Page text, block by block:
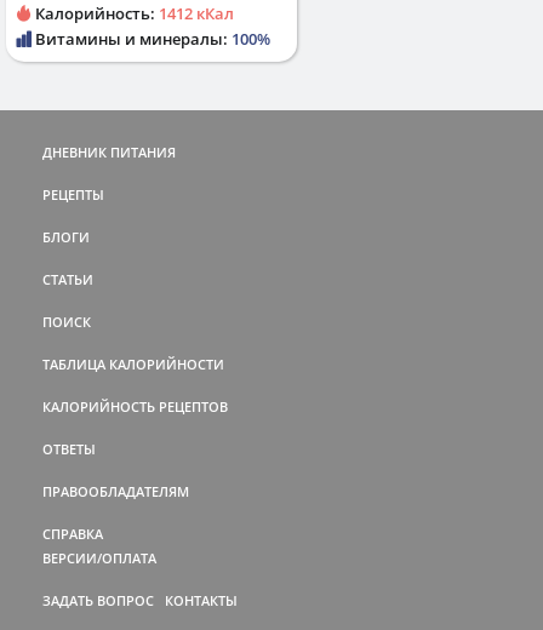
Калорийность: 1412 кКал
Витамины и минералы: 100%
ДНЕВНИК ПИТАНИЯ
РЕЦЕПТЫ
БЛОГИ
СТАТЬИ
ПОИСК
ТАБЛИЦА КАЛОРИЙНОСТИ
КАЛОРИЙНОСТЬ РЕЦЕПТОВ
ОТВЕТЫ
ПРАВООБЛАДАТЕЛЯМ
СПРАВКА
ВЕРСИИ/ОПЛАТА
ЗАДАТЬ ВОПРОС КОНТАКТЫ